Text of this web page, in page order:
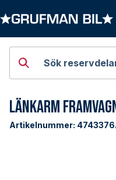
Sök
Länkarm
Artikelnummer: